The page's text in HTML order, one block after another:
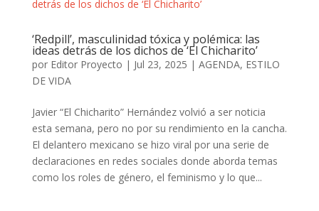
‘Redpill’, masculinidad tóxica y polémica: las
ideas detrás de los dichos de ‘El Chicharito’
por Editor Proyecto | Jul 23, 2025 | AGENDA, ESTILO
DE VIDA
Javier “El Chicharito” Hernández volvió a ser noticia
esta semana, pero no por su rendimiento en la cancha.
El delantero mexicano se hizo viral por una serie de
declaraciones en redes sociales donde aborda temas
como los roles de género, el feminismo y lo que...